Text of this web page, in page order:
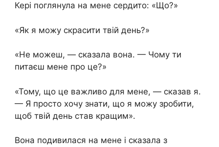
Кері поглянула на мене сердито: «Що?»
«Як я можу скрасити твій день?»
«Не можеш, — сказала вона. — Чому ти
питаєш мене про це?»
«Тому, що це важливо для мене, — сказав я.
— Я просто хочу знати, що я можу зробити,
щоб твій день став кращим».
Вона подивилася на мене і сказала з